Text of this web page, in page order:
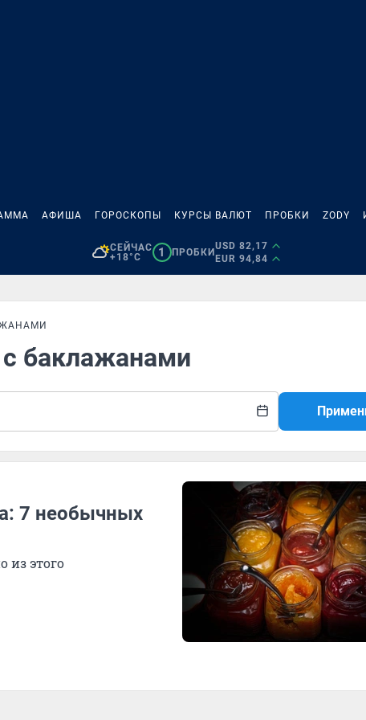
АФИША ГОРОСКОПЫ КУРСЫ ВАЛЮТ ПРОБКИ ZODY
СЕЙЧАС
+18°C
1 ПРОБКИ
USD 82,17
EUR 94,84
с баклажанами
7 необычных
из этого